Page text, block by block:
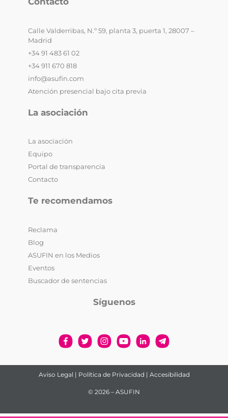
Calle Valderribas, N.º 59, planta 3, puerta 1, 28007 –
Madrid
+34 91 483 61 02
+34 911 670 818
info@asufin.com
Atención presencial bajo cita previa
La asociación
La asociación
Equipo
Portal de transparencia
Contacto
Te recomendamos
Reclama
Blog
ASUFIN en los Medios
Eventos
Buscador de sentencias
Síguenos
Aviso Legal | Política de Privacidad | Accesibilidad
© 2026 – ASUFIN